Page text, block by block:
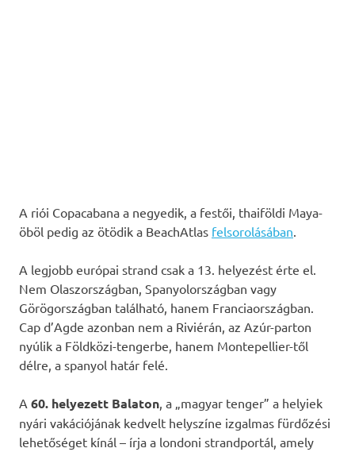
A riói Copacabana a negyedik, a festői, thaiföldi Maya-
öböl pedig az ötödik a BeachAtlas felsorolásában.
A legjobb európai strand csak a 13. helyezést érte el.
Nem Olaszországban, Spanyolországban vagy
Görögországban található, hanem Franciaországban.
Cap d’Agde azonban nem a Riviérán, az Azúr-parton
nyúlik a Földközi-tengerbe, hanem Montepellier-től
délre, a spanyol határ felé.
A 60. helyezett Balaton, a „magyar tenger” a helyiek
nyári vakációjának kedvelt helyszíne izgalmas fürdőzési
lehetőséget kínál – írja a londoni strandportál, amely